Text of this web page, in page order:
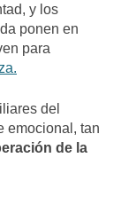
y los
ponen en
para
del
emocional, tan
de la